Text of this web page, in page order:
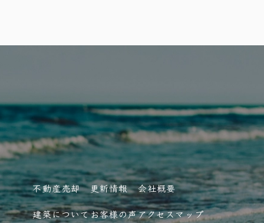
不動産売却
建築について
更新情報
お客様の声
会社概要
アクセスマップ